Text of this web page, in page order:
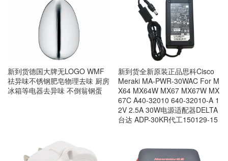
新到货德国大牌无LOGO WMF
祛异味不锈钢肥皂物理去味 厨房
冰箱等电器去异味 不倒翁钢蛋
新到货全新原装正品思科Cisco
Meraki MA-PWR-30WAC For M
X64 MX64W MX67 MX67W MX
67C A40-32010 640-32010-A 1
2V 2.5A 30W电源适配器DELTA
台达 ADP-30KR代工150129-15